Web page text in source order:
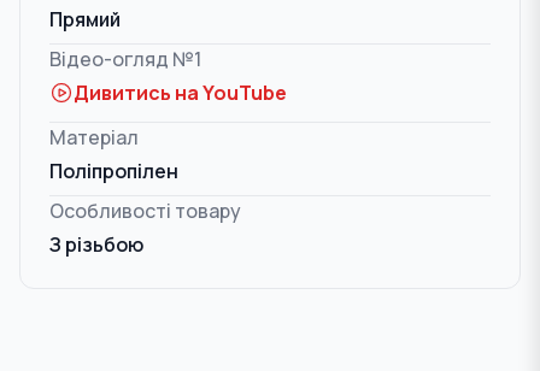
Прямий
Відео-огляд №1
Дивитись на YouTube
Матеріал
Поліпропілен
Особливості товару
З різьбою